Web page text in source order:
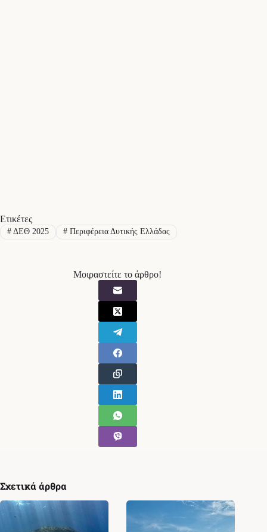
Ετικέτες
#ΔΕΘ 2025 #Περιφέρεια Δυτικής Ελλάδας
Μοιραστείτε το άρθρο!
Σχετικά άρθρα